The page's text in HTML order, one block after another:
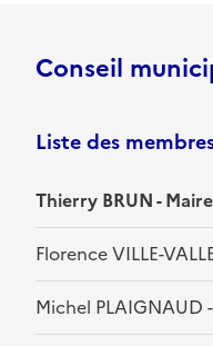
Conseil
Liste des
Thierry BRUN - Maire
Florence VILLE-
Michel